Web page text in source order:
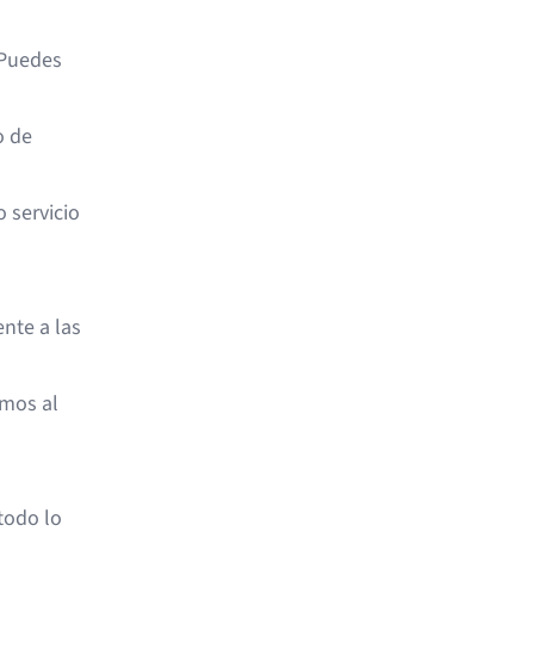
de
servicio
a las
al
lo